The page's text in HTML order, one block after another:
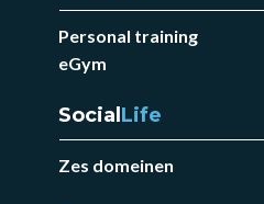
Personal training
eGym
Social Life
Zes domeinen